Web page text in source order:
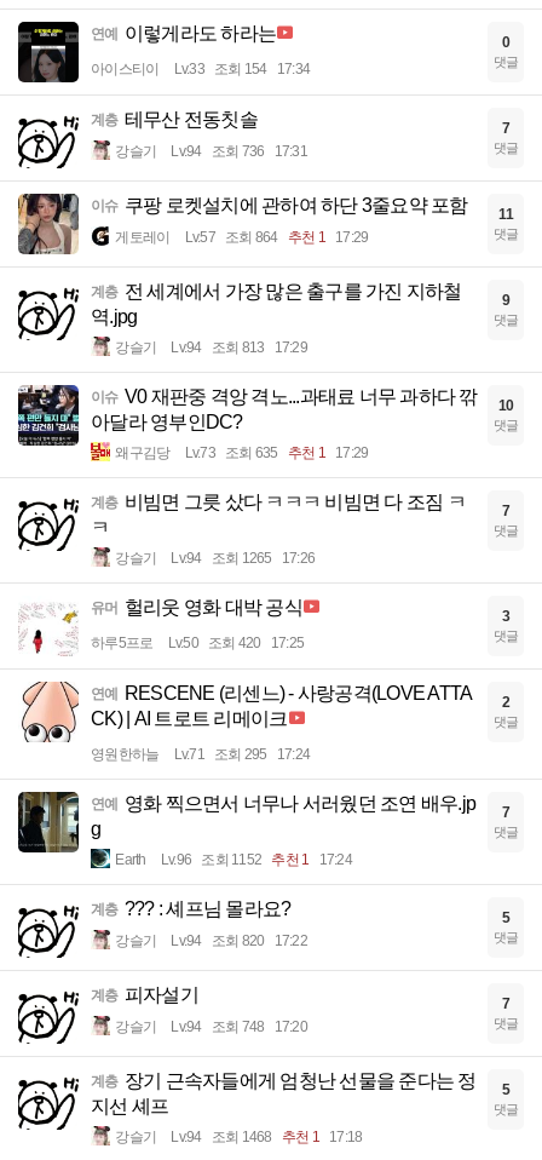
연예 이렇게라도 하라는
아이스티이 Lv.33 조회 154 17:34
0
댓글
계층 테무산 전동칫솔
강슬기 Lv.94 조회 736 17:31
7
댓글
이슈 쿠팡 로켓설치에 관하여 하단 3줄요약 포함
게토레이 Lv.57 조회 864 추천 1 17:29
11
댓글
계층 전 세계에서 가장 많은 출구를 가진 지하철
역.jpg
강슬기 Lv.94 조회 813 17:29
9
댓글
이슈 V0 재판중 격앙 격노...과태료 너무 과하다 깎
아달라 영부인DC?
왜구김당 Lv.73 조회 635 추천 1 17:29
10
댓글
계층 비빔면 그릇 샀다 ㅋㅋㅋ 비빔면 다 조짐 ㅋ
ㅋ
강슬기 Lv.94 조회 1265 17:26
7
댓글
유머 헐리웃 영화 대박 공식
하루5프로 Lv.50 조회 420 17:25
3
댓글
연예 RESCENE (리센느) - 사랑공격(LOVE ATTA
CK) | AI 트로트 리메이크
영원한하늘 Lv.71 조회 295 17:24
2
댓글
연예 영화 찍으면서 너무나 서러웠던 조연 배우.jp
g
Earth Lv.96 조회 1152 추천 1 17:24
7
댓글
계층 ??? : 셰프님 몰라요?
강슬기 Lv.94 조회 820 17:22
5
댓글
계층 피자설기
강슬기 Lv.94 조회 748 17:20
7
댓글
계층 장기 근속자들에게 엄청난 선물을 준다는 정
지선 셰프
강슬기 Lv.94 조회 1468 추천 1 17:18
5
댓글